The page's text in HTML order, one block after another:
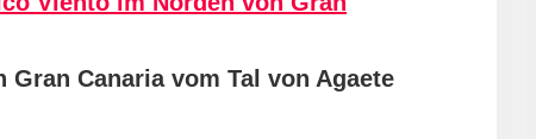
Canaria vom Tal von Agaete